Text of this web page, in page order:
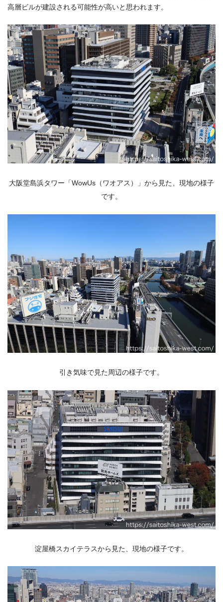
高層ビルが建設される可能性が高いと思われます。
大阪堂島浜タワー「WowUs（ワオアス）」から見た、現地の様子
です。
引き気味で見た周辺の様子です。
淀屋橋スカイテラスから見た、現地の様子です。